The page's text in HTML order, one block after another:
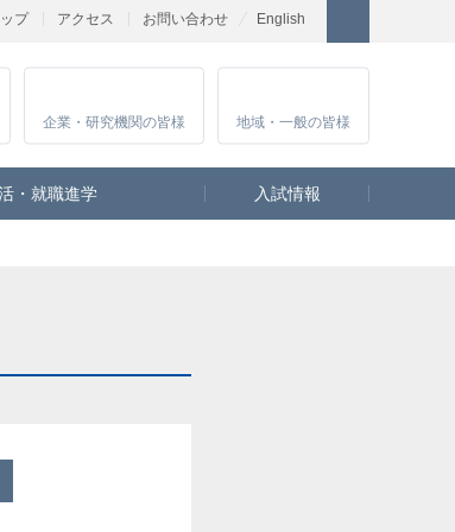
プ アクセス お問い合わせ English
企業・研究機関の皆様 地域・一般の皆様
・就職進学 入試情報